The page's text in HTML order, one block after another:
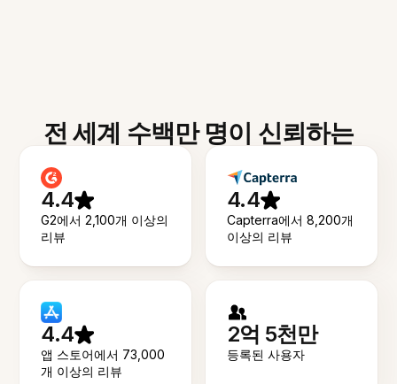
전 세계 수백만 명이 신뢰하는
4.4
G2에서 2,100개 이상의
리뷰
4.4
Capterra에서 8,200개
이상의 리뷰
4.4
앱 스토어에서 73,000
개 이상의 리뷰
2억 5천만
등록된 사용자